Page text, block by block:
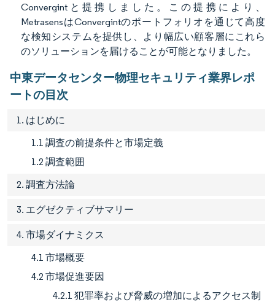
Convergintと提携しました。この提携により、
MetrasensはConvergintのポートフォリオを通じて高度
な検知システムを提供し、より幅広い顧客層にこれら
のソリューションを届けることが可能となりました。
中東データセンター物理セキュリティ業界レポ
ートの目次
1. はじめに
1.1 調査の前提条件と市場定義
1.2 調査範囲
2. 調査方法論
3. エグゼクティブサマリー
4. 市場ダイナミクス
4.1 市場概要
4.2 市場促進要因
4.2.1 犯罪率および脅威の増加によるアクセス制